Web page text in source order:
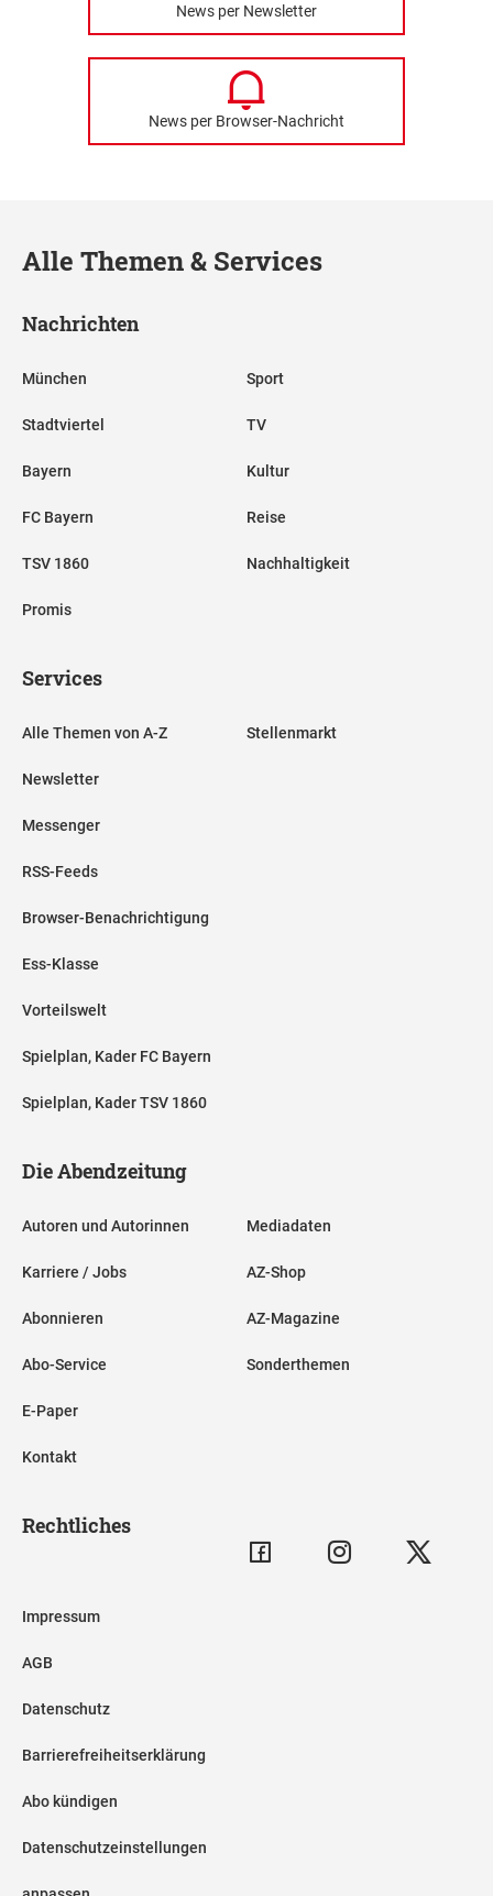
News per Newsletter
News per Browser-Nachricht
Alle Themen & Services
Nachrichten
München
Stadtviertel
Bayern
FC Bayern
TSV 1860
Promis
Sport
TV
Kultur
Reise
Nachhaltigkeit
Services
Alle Themen von A-Z
Newsletter
Messenger
RSS-Feeds
Browser-Benachrichtigung
Ess-Klasse
Vorteilswelt
Spielplan, Kader FC Bayern
Spielplan, Kader TSV 1860
Stellenmarkt
Die Abendzeitung
Autoren und Autorinnen
Karriere / Jobs
Abonnieren
Abo-Service
E-Paper
Kontakt
Mediadaten
AZ-Shop
AZ-Magazine
Sonderthemen
Rechtliches
Impressum
AGB
Datenschutz
Barrierefreiheitserklärung
Abo kündigen
Datenschutzeinstellungen